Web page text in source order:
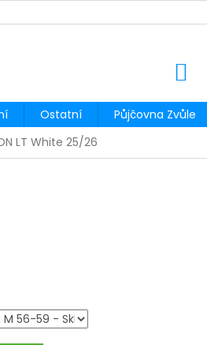
Ostatní Půjčovna Zvůle
LT White 25/26